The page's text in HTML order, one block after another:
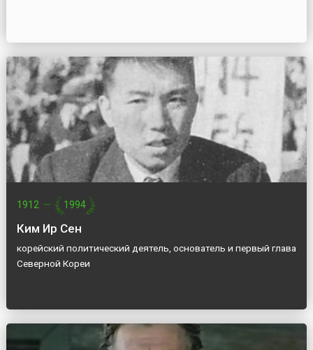
1912 — 1994
Ким Ир Сен
корейский политический деятель, основатель и первый глава
Северной Кореи